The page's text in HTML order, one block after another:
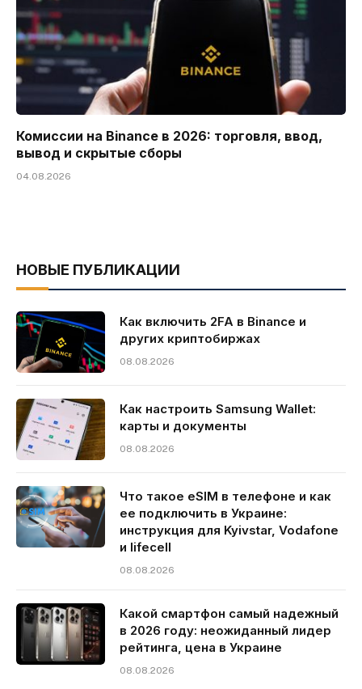
Комиссии на Binance в 2026: торговля, ввод,
вывод и скрытые сборы
04.08.2026
НОВЫЕ ПУБЛИКАЦИИ
Как включить 2FA в Binance и
других криптобиржах
08.08.2026
Как настроить Samsung Wallet:
карты и документы
08.08.2026
Что такое eSIM в телефоне и как
ее подключить в Украине:
инструкция для Kyivstar, Vodafone
и lifecell
08.08.2026
Какой смартфон самый надежный
в 2026 году: неожиданный лидер
рейтинга, цена в Украине
08.08.2026